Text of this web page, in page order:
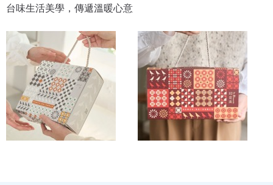
台味生活美學，傳遞溫暖心意